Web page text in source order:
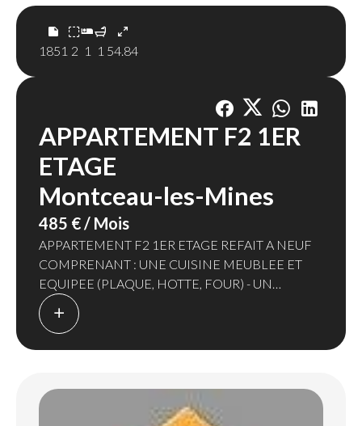
1851 2 1 1 54.84
APPARTEMENT F2 1ER
ETAGE
Montceau-les-Mines
485 € / Mois
APPARTEMENT F2 1ER ETAGE REFAIT A NEUF
COMPRENANT : UNE CUISINE MEUBLEE ET
EQUIPEE (PLAQUE, HOTTE, FOUR) - UN
SEJOUR TRES LUMINEUX - UNE CHAMBRE -
SALLE DE BAINS AVEC DOUCHE - WC SEPARE -
CHAUFFAGE INDIVIDUEL ELECTRIQUE